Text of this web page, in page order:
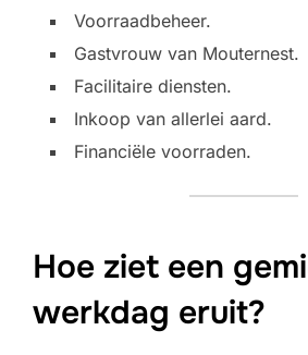
Voorraadbeheer.
Gastvrouw van Mouternest.
Facilitaire diensten.
Inkoop van allerlei aard.
Financiële voorraden.
Hoe ziet een
werkdag eruit?